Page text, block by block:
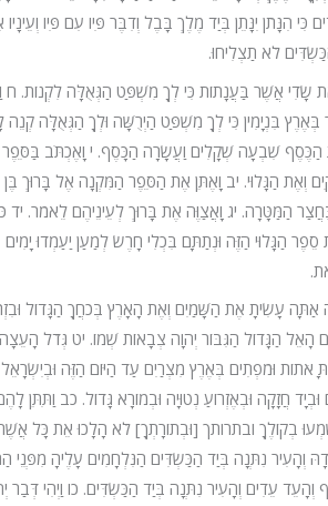
הִנָּתֹן יִנָּתֵן בְּיַד מֶלֶךְ בָּבֶל וְדִבֶּר פִּיו עִם פִּיו
לֹא תַצְלִיחוּ.
שָׂדִי אֲשֶׁר בַּעֲנָתוֹת כִּי לְךָ מִשְׁפַּט הַגְּאֻלָּה לִקְנוֹת. ח
בִּנְיָמִין כִּי לְךָ מִשְׁפַּט הַיְרֻשָּׁה וּלְךָ הַגְּאֻלָּה קְנֵה
הַכֶּסֶף שִׁבְעָה שְׁקָלִים וַעֲשָׂרָה הַכָּסֶף. י וָאֶכְתֹּב בַּסֵּפֶר
הַגָּלוּי. יב וָאֶתֵּן אֶת הַסֵּפֶר הַמִּקְנָה אֶל בָּרוּךְ בֶּן
הַמַּטָּרָה. יג וָאֲצַוֶּה אֶת בָּרוּךְ לְעֵינֵיהֶם לֵאמֹר. יד
הַגָּלוּי הַזֶּה וּנְתַתָּם בִּכְלִי חָרֶשׂ לְמַעַן יַעַמְדוּ יָמִים
אַתָּה עָשִׂיתָ אֶת הַשָּׁמַיִם וְאֶת הָאָרֶץ בְּכֹחֲךָ הַגָּדוֹל
הַגָּדוֹל הַגִּבּוֹר יְהוָה צְבָאוֹת שְׁמוֹ. יט גְּדֹל
אֹתוֹת וּמֹפְתִים בְּאֶרֶץ מִצְרַיִם עַד הַיּוֹם הַזֶּה וּבְיִשְׂרָאֵל
חֲזָקָה וּבְאֶזְרוֹעַ נְטוּיָה וּבְמוֹרָא גָּדוֹל. כב וַתִּתֵּן
בְקוֹלֶךָ ובתרותך [וּבְתוֹרָתְךָ] לֹא הָלָכוּ אֵת כָּל
נִתְּנָה בְּיַד הַכַּשְׂדִּים הַנִּלְחָמִים עָלֶיהָ מִפְּנֵי
עֵדִים וְהָעִיר נִתְּנָה בְּיַד הַכַּשְׂדִּים. כו וַיְהִי דְּבַר